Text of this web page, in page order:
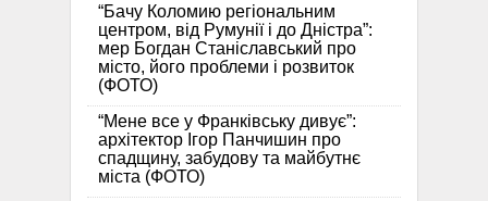
“Бачу Коломию регіональним
центром, від Румунії і до Дністра”:
мер Богдан Станіславський про
місто, його проблеми і розвиток
(ФОТО)
“Мене все у Франківську дивує”:
архітектор Ігор Панчишин про
спадщину, забудову та майбутнє
міста (ФОТО)